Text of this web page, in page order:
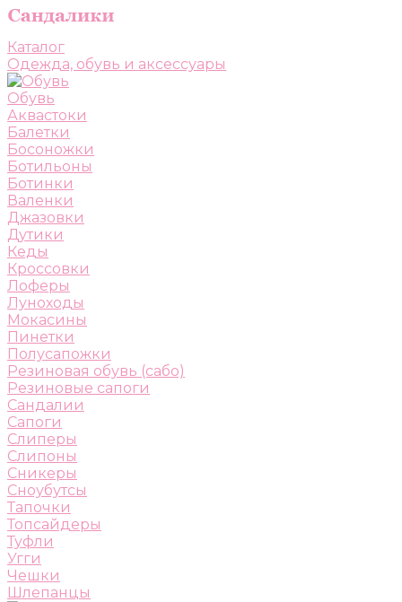
Каталог
Одежда, обувь и аксессуары
Обувь
Аквастоки
Балетки
Босоножки
Ботильоны
Ботинки
Валенки
Джазовки
Дутики
Кеды
Кроссовки
Лоферы
Луноходы
Мокасины
Пинетки
Полусапожки
Резиновая обувь (сабо)
Резиновые сапоги
Сандалии
Сапоги
Слиперы
Слипоны
Сникеры
Сноубутсы
Тапочки
Топсайдеры
Туфли
Угги
Чешки
Шлепанцы